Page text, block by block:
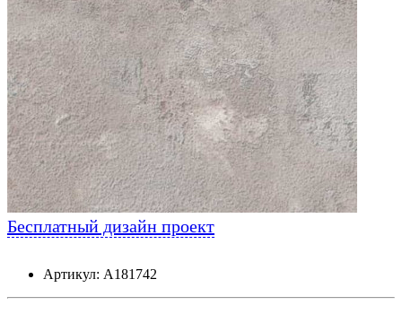
Бесплатный дизайн проект
Артикул: А181742